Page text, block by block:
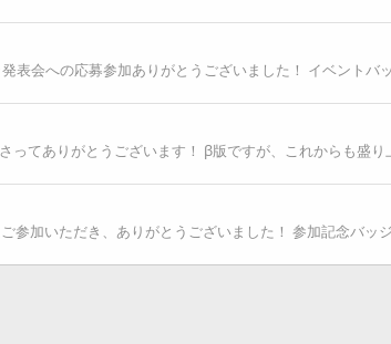
表会への応募参加ありがとうございました！ イベントバ
ってありがとうございます！ β版ですが、これからも盛
参加いただき、ありがとうございました！ 参加記念バッ